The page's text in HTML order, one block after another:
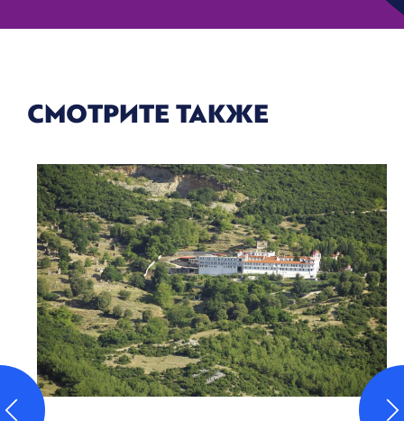
СМОТРИТЕ ТАКЖЕ